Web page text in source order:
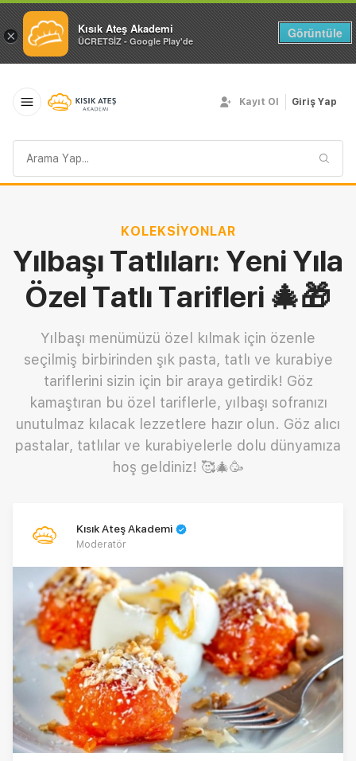
× Kısık Ateş Akademi
ÜCRETSİZ - Google Play'de
Görüntüle
sorgusu
Kayıt Ol Giriş Yap
KOLEKSIYONLAR
Yılbaşı Tatlıları: Yeni Yıla
Özel Tatlı Tarifleri 🎄🎁
Yılbaşı menümüzü özel kılmak için özenle
seçilmiş birbirinden şık pasta, tatlı ve kurabiye
tariflerini sizin için bir araya getirdik! Göz
kamaştıran bu özel tariflerle, yılbaşı sofranızı
unutulmaz kılacak lezzetlere hazır olun. Göz alıcı
pastalar, tatlılar ve kurabiyelerle dolu dünyamıza
hoş geldiniz! 🥰🎄🥳
Kısık Ateş Akademi
Moderatör